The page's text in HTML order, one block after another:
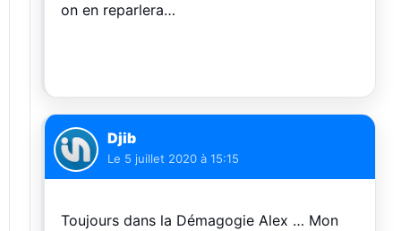
on en reparlera…
Djib
Le 5 juillet 2020 à 15:15
Toujours dans la Démagogie Alex … Mon